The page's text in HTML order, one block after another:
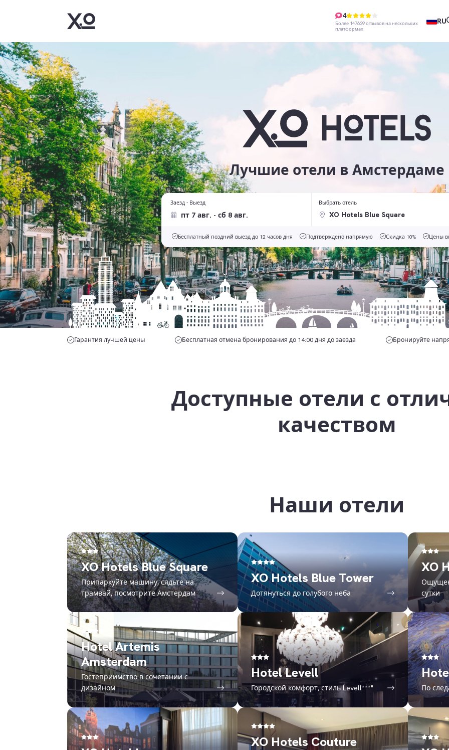
4
Более 147629 отзывов на нескольких
платформах
RU
Лучшие отели в Амстердаме
Заезд - Выезд Выбрать отель
Бесплатный поздний выезд до 12 часов дня Подтверждено напрямую Скидка 10% Цены
Гарантия лучшей цены Бесплатная отмена бронирования до 14:00 дня до заезда Бронируйте
Доступные отели с
качеством
Наши отели
XO Hotels Blue Square
Припаркуйте машину, сядьте на
трамвай, посмотрите Амстердам
XO Hotels Blue Tower
Дотянуться до голубого неба
XO
сутки
Hotel Artemis
Amsterdam
Гостеприимство в сочетании с
дизайном
Hotel Levell
Городской комфорт, стиль Levell***" По
XO Hotels Couture